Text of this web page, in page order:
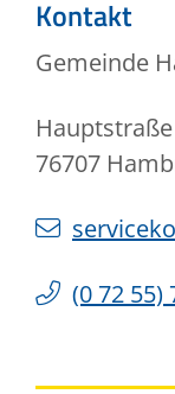
Kontakt
Gemeinde
76707
(072 55)